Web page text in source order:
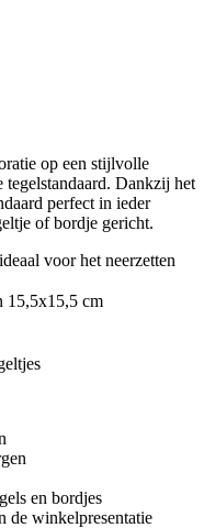
op een stijlvolle
tegelstandaard. Dankzij het
perfect in ieder
of bordje gericht.
voor het neerzetten
15,5x15,5 cm
en bordjes
de winkelpresentatie